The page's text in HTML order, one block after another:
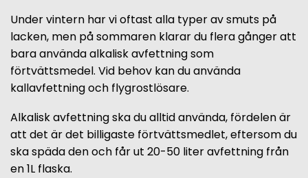
Under vintern har vi oftast alla typer av smuts på
lacken, men på sommaren klarar du flera gånger att
bara använda alkalisk avfettning som
förtvättsmedel. Vid behov kan du använda
kallavfettning och flygrostlösare.
Alkalisk avfettning ska du alltid använda, fördelen är
att det är det billigaste förtvättsmedlet, eftersom du
ska späda den och får ut 20-50 liter avfettning från
en 1L flaska.